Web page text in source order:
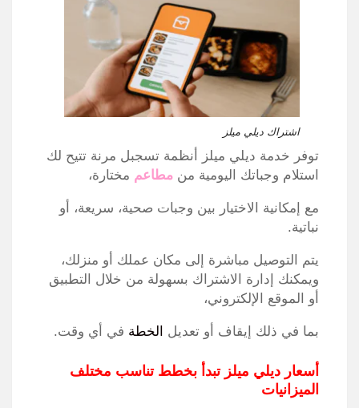
اشتراك ديلي ميلز
توفر خدمة ديلي ميلز أنظمة تسجبل مرنة تتيح لك
استلام وجباتك اليومية من مطاعم مختارة،
مع إمكانية الاختيار بين وجبات صحية، سريعة، أو
نباتية.
يتم التوصيل مباشرة إلى مكان عملك أو منزلك،
ويمكنك إدارة الاشتراك بسهولة من خلال التطبيق
أو الموقع الإلكتروني،
بما في ذلك إيقاف أو تعديل الخطة في أي وقت.
أسعار ديلي ميلز تبدأ بخطط تناسب مختلف
الميزانيات